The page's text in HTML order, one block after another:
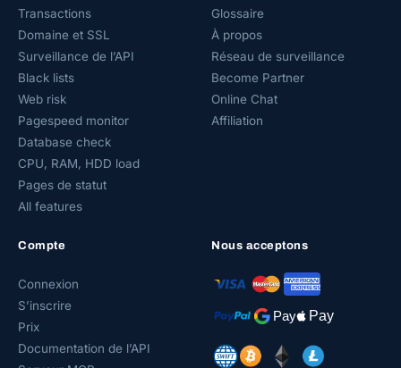
Transactions
Domaine et SSL
Surveillance de l’API
Black lists
Web risk
Pagespeed monitor
Database check
CPU, RAM, HDD load
Pages de statut
All features
Glossaire
À propos
Réseau de surveillance
Become Partner
Online Chat
Affiliation
Compte
Connexion
S’inscrire
Prix
Documentation de l’API
Nous acceptons